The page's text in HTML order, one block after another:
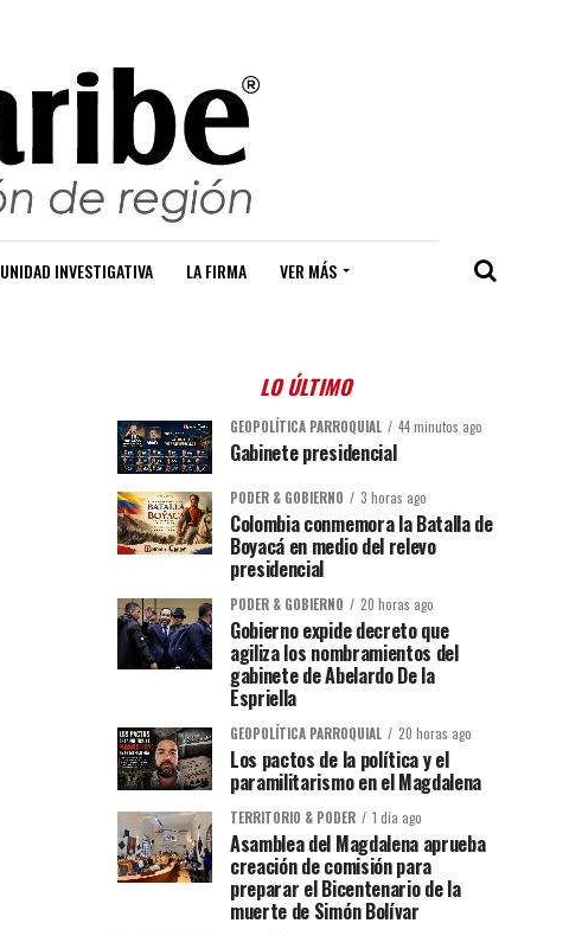
UNIDAD INVESTIGATIVA LA FIRMA VER MÁS
LO ÚLTIMO
GEOPOLÍTICA PARROQUIAL 44 minutos ago
Gabinete presidencial
PODER & GOBIERNO 3 horas ago
Colombia conmemora la Batalla de
Boyacá en medio del relevo
presidencial
PODER & GOBIERNO 20 horas ago
Gobierno expide decreto que
agiliza los nombramientos del
gabinete de Abelardo De la
Espriella
GEOPOLÍTICA PARROQUIAL 20 horas ago
Los pactos de la política y el
paramilitarismo en el Magdalena
TERRITORIO & PODER 1 día ago
Asamblea del Magdalena aprueba
creación de comisión para
preparar el Bicentenario de la
muerte de Simón Bolívar